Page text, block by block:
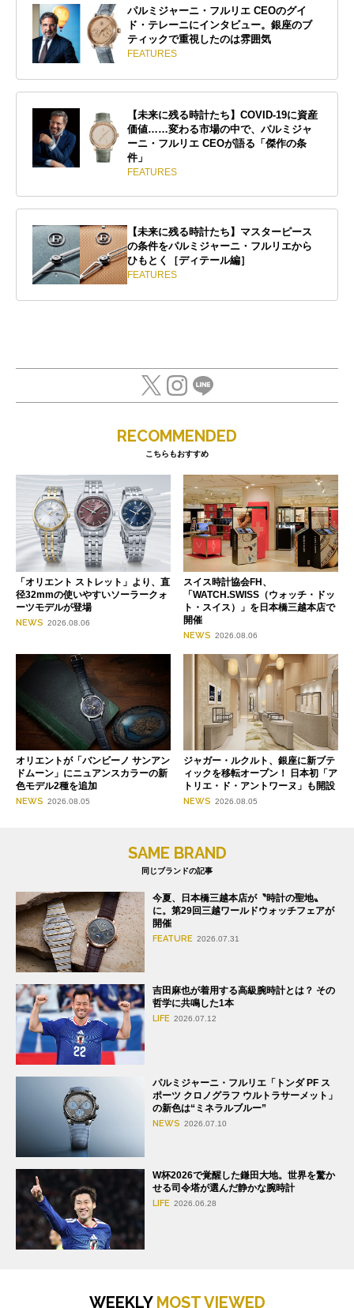
パルミジャーニ・フルリエ CEOのグイ
ド・テレーニにインタビュー。銀座のブ
ティックで重視したのは雰囲気
FEATURES
【未来に残る時計たち】COVID-19に資産
価値……変わる市場の中で、パルミジャ
ーニ・フルリエ CEOが語る「傑作の条
件」
FEATURES
【未来に残る時計たち】マスターピース
の条件をパルミジャーニ・フルリエから
ひもとく［ディテール編］
FEATURES
RECOMMENDED
こちらもおすすめ
「オリエント ストレット」より、直
径32mmの使いやすいソーラークォ
ーツモデルが登場
NEWS 2026.08.06
スイス時計協会FH、
「WATCH.SWISS（ウォッチ・ドッ
ト・スイス）」を日本橋三越本店で
開催
NEWS 2026.08.06
オリエントが「バンビーノ サンアン
ドムーン」にニュアンスカラーの新
色モデル2種を追加
NEWS 2026.08.05
ジャガー・ルクルト、銀座に新ブテ
ィックを移転オープン！ 日本初「ア
トリエ・ド・アントワーヌ」も開設
NEWS 2026.08.05
SAME BRAND
同じブランドの記事
今夏、日本橋三越本店が〝時計の聖地〟
に。第29回三越ワールドウォッチフェアが
開催
FEATURE 2026.07.31
吉田麻也が着用する高級腕時計とは？ その
哲学に共鳴した1本
LIFE 2026.07.12
パルミジャーニ・フルリエ「トンダ PF ス
ポーツ クロノグラフ ウルトラサーメット」
の新色は“ミネラルブルー”
NEWS 2026.07.10
W杯2026で覚醒した鎌田大地。世界を驚か
せる司令塔が選んだ静かな腕時計
LIFE 2026.06.28
WEEKLY MOST VIEWED